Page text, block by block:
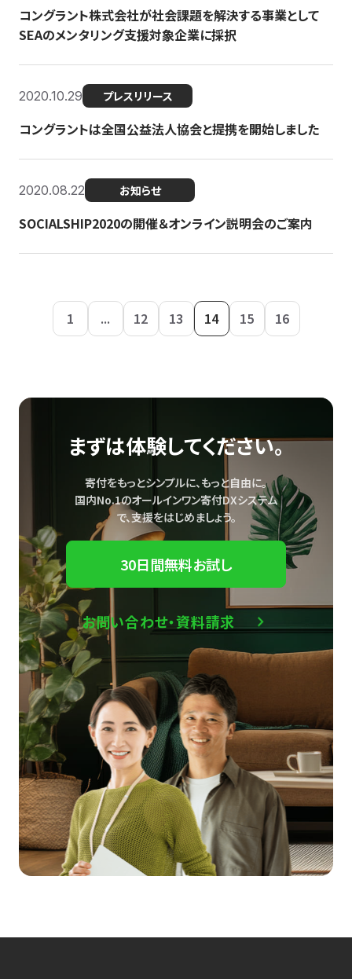
コングラント株式会社が社会課題を解決する事業として
SEAのメンタリング支援対象企業に採択
2020.10.29 プレスリリース
コングラントは全国公益法人協会と提携を開始しました
2020.08.22 お知らせ
SOCIALSHIP2020の開催＆オンライン説明会のご案内
1 ... 12 13 14 15 16
まずは体験してください。
寄付をもっとシンプルに、もっと自由に。
国内No.1のオールインワン寄付DXシステム
で、支援をはじめましょう。
30日間無料お試し
お問い合わせ・資料請求